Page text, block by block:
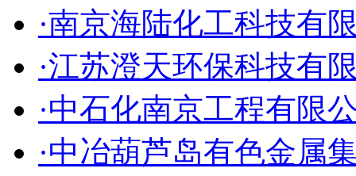
·南京海陆化工科技有
·江苏澄天环保科技有
·中石化南京工程有限
·中冶葫芦岛有色金属